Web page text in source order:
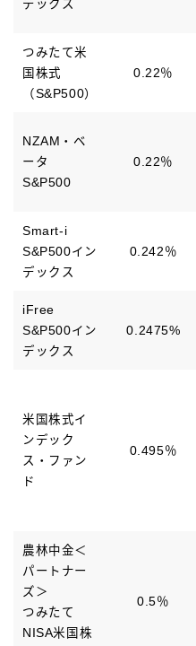
デックス
つみたて米
国株式
（S&P500）
0.22％
NZAM・ベ
ータ
S&P500
0.22％
Smart-i
S&P500イン
デックス
0.242％
iFree
S&P500イン
デックス
0.2475%
米国株式イ
ンデック
ス・ファン
ド
0.495％
農林中金＜
パートナー
ズ＞
つみたて
NISA米国株
0.5％